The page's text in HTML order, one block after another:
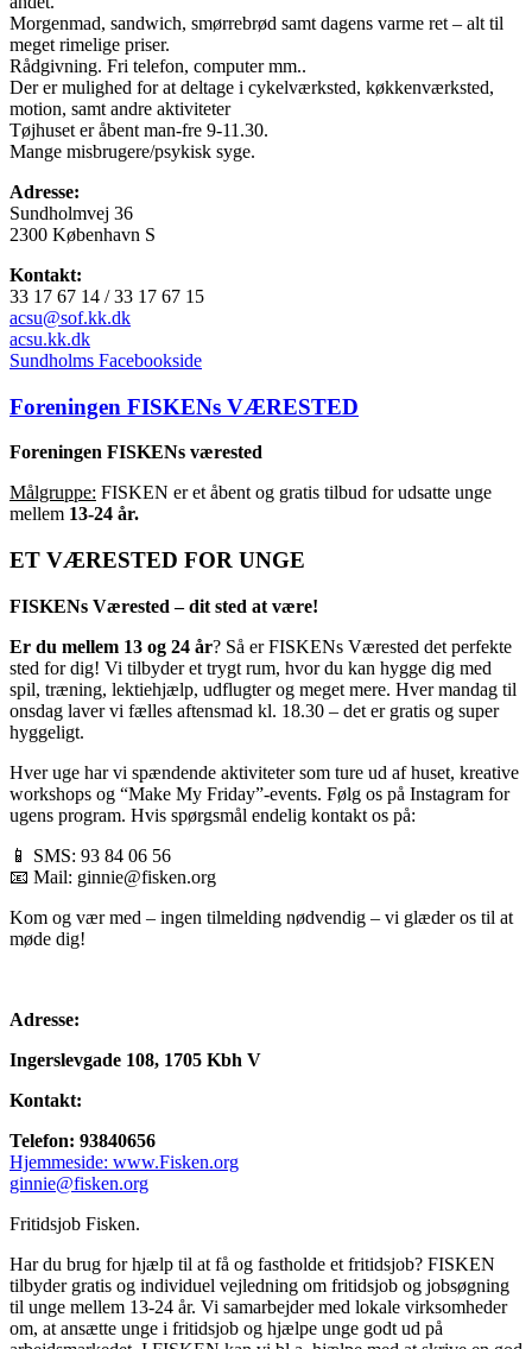
Morgenmad, sandwich, smørrebrød samt dagens varme ret – alt til
meget rimelige priser.
Rådgivning. Fri telefon, computer mm..
Der er mulighed for at deltage i cykelværksted, køkkenværksted,
motion, samt andre aktiviteter
Tøjhuset er åbent man-fre 9-11.30.
Mange misbrugere/psykisk syge.
Adresse:
Sundholmvej 36
2300 København S
Kontakt:
33 17 67 14 / 33 17 67 15
acsu@sof.kk.dk
acsu.kk.dk
Sundholms Facebookside
Foreningen FISKENs VÆRESTED
Foreningen FISKENs værested
Målgruppe: FISKEN er et åbent og gratis tilbud for udsatte unge
mellem 13-24 år.
ET VÆRESTED FOR UNGE
FISKENs Værested – dit sted at være!
Er du mellem 13 og 24 år? Så er FISKENs Værested det perfekte
sted for dig! Vi tilbyder et trygt rum, hvor du kan hygge dig med
spil, træning, lektiehjælp, udflugter og meget mere. Hver mandag til
onsdag laver vi fælles aftensmad kl. 18.30 – det er gratis og super
hyggeligt.
Hver uge har vi spændende aktiviteter som ture ud af huset, kreative
workshops og “Make My Friday”-events. Følg os på Instagram for
ugens program. Hvis spørgsmål endelig kontakt os på:
📱 SMS: 93 84 06 56
📧 Mail: ginnie@fisken.org
Kom og vær med – ingen tilmelding nødvendig – vi glæder os til at
møde dig!
Adresse:
Ingerslevgade 108, 1705 Kbh V
Kontakt:
Telefon: 93840656
Hjemmeside: www.Fisken.org
ginnie@fisken.org
Fritidsjob Fisken.
Har du brug for hjælp til at få og fastholde et fritidsjob? FISKEN
tilbyder gratis og individuel vejledning om fritidsjob og jobsøgning
til unge mellem 13-24 år. Vi samarbejder med lokale virksomheder
om, at ansætte unge i fritidsjob og hjælpe unge godt ud på